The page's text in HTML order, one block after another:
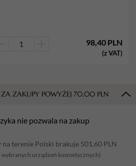
240
98,40 PLN
(z VAT)
ZAKUPY POWYŻEJ 70,00 PLN
nie pozwala na zakup
terenie Polski brakuje 501,60 PLN
wybranych urządzeń kosmetycznych)